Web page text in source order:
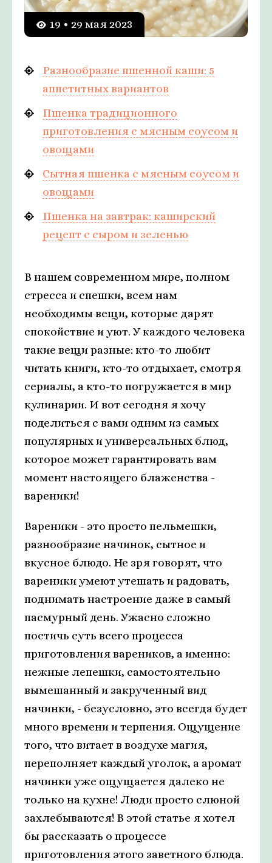
19 • 29 мая 2023
Разнообразие пшенной каши: 5
аппетитных вариантов
Пшенка традиционного
приготовления с мясным соусом и
овощами
Сытная пшенка с мясным соусом и
овощами
Пшенка на завтрак: каширский
рецепт с сыром и зеленью
В нашем современном мире, полном
стресса и спешки, всем нам
необходимы вещи, которые дарят
спокойствие и уют. У каждого человека
такие вещи разные: кто-то любит
читать книги, кто-то отдыхает, смотря
сериалы, а кто-то погружается в мир
кулинарии. И вот сегодня я хочу
поделиться с вами одним из самых
популярных и универсальных блюд,
которое может гарантировать вам
момент настоящего блаженства -
вареники!
Вареники - это просто пельмешки,
разнообразие начинок, сытное и
вкусное блюдо. Не зря говорят, что
вареники умеют утешать и радовать,
поднимать настроение даже в самый
пасмурный день. Ужасно сложно
постичь суть всего процесса
приготовления вареников, а именно:
нежные лепешки, самостоятельно
вымешанный и закрученный вид
начинки, - безусловно, это всегда будет
много времени и терпения. Ощущение
того, что витает в воздухе магия,
переполняет каждый уголок, а аромат
начинки уже ощущается далеко не
только на кухне! Люди просто слюной
захлебываются! В этой статье я хотел
бы рассказать о процессе
приготовления этого заветного блюда.